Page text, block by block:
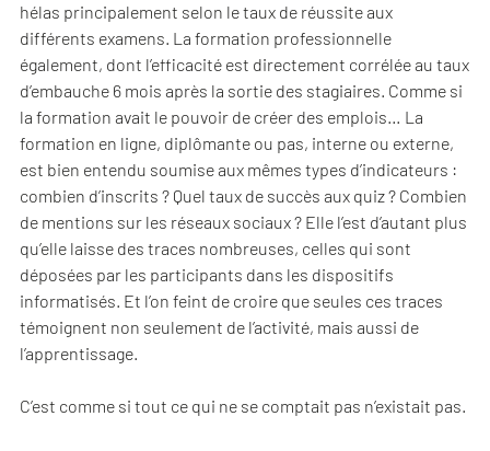
hélas principalement selon le taux de réussite aux
différents examens. La formation professionnelle
également, dont l’efficacité est directement corrélée au taux
d’embauche 6 mois après la sortie des stagiaires. Comme si
la formation avait le pouvoir de créer des emplois… La
formation en ligne, diplômante ou pas, interne ou externe,
est bien entendu soumise aux mêmes types d’indicateurs :
combien d’inscrits ? Quel taux de succès aux quiz ? Combien
de mentions sur les réseaux sociaux ? Elle l’est d’autant plus
qu’elle laisse des traces nombreuses, celles qui sont
déposées par les participants dans les dispositifs
informatisés. Et l’on feint de croire que seules ces traces
témoignent non seulement de l’activité, mais aussi de
l’apprentissage.
C’est comme si tout ce qui ne se comptait pas n’existait pas.